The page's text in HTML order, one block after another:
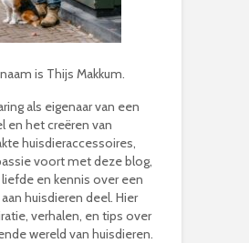
naam is Thijs Makkum.
als eigenaar van een
en het creëren van
huisdieraccessoires,
voort met deze blog,
liefde en kennis over een
huisdieren deel. Hier
verhalen, en tips over
wereld van huisdieren.